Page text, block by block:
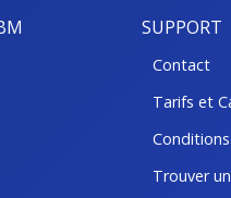
SUPPORT
Contact
Tarifs et
Trouver